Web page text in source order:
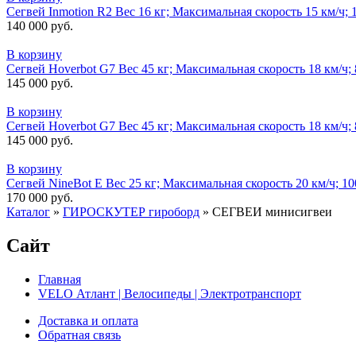
Сегвей Inmotion R2 Вес 16 кг; Максимальная скорость 15 км/ч;
140 000 руб.
В корзину
Сегвей Hoverbot G7 Вес 45 кг; Максимальная скорость 18 км/ч;
145 000 руб.
В корзину
Сегвей Hoverbot G7 Вес 45 кг; Максимальная скорость 18 км/ч;
145 000 руб.
В корзину
Сегвей NineBot E Вес 25 кг; Максимальная скорость 20 км/ч;
170 000 руб.
Каталог » ГИРОСКУТЕР гироборд » СЕГВЕИ минисигвеи
Сайт
Главная
VELO Атлант | Велосипеды | Электротранспорт
Доставка и оплата
Обратная связь